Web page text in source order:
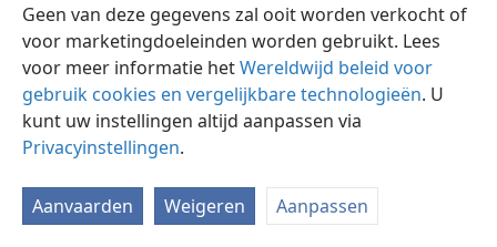
Geen van deze gegevens zal ooit worden verkocht of
voor marketingdoeleinden worden gebruikt. Lees
voor meer informatie hetWereldwijd beleid voor
gebruik cookies en vergelijkbare technologieën. U
kunt uw instellingen altijd aanpassen via
Privacyinstellingen.
Aanvaarden Weigeren Aanpassen